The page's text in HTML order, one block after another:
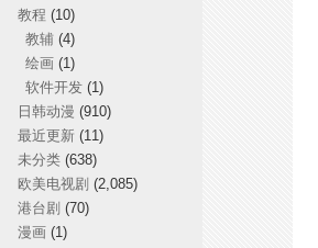
教程 (10)
教辅(4)
绘画(1)
软件开发(1)
日韩动漫 (910)
最近更新 (11)
未分类 (638)
欧美电视剧 (2,085)
港台剧 (70)
漫画 (1)